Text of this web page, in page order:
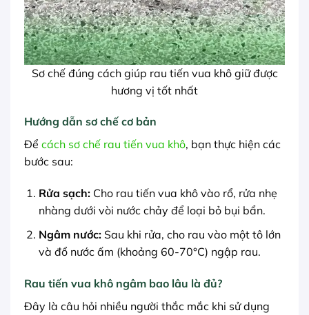
Sơ chế đúng cách giúp rau tiến vua khô giữ được
hương vị tốt nhất
Hướng dẫn sơ chế cơ bản
Để cách sơ chế rau tiến vua khô, bạn thực hiện các
bước sau:
Rửa sạch:Cho rau tiến vua khô vào rổ, rửa nhẹ
nhàng dưới vòi nước chảy để loại bỏ bụi bẩn.
Ngâm nước:Sau khi rửa, cho rau vào một tô lớn
và đổ nước ấm (khoảng 60-70°C) ngập rau.
Rau tiến vua khô ngâm bao lâu là đủ?
Đây là câu hỏi nhiều người thắc mắc khi sử dụng